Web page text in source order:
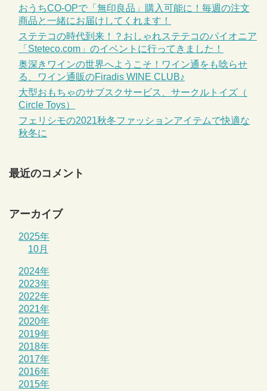
おうちCO-OPで「無印良品」購入可能に！毎週の注文
商品と一緒にお届けしてくれます！
ステテコの時代到来！？おしゃれステテコのパイオニア
「Steteco.com」のイベントに行ってきました！
奥深きワインの世界へようこそ！ワイン通をも唸らせ
る、ワイン通販のFiradis WINE CLUB♪
大型おもちゃのサブスクサービス、サークルトイズ（
Circle Toys）
フェリシモの2021秋冬ファッションアイテムで快適な
秋冬に
最近のコメント
アーカイブ
2025年
10月
2024年
2023年
2022年
2021年
2020年
2019年
2018年
2017年
2016年
2015年